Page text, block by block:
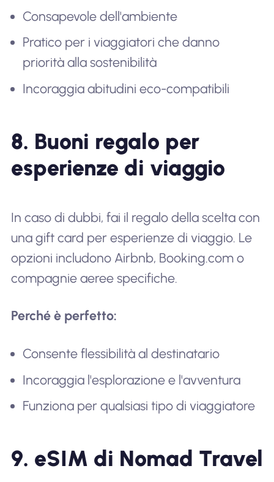
Consapevole dell'ambiente
Pratico per i viaggiatori che danno
priorità alla sostenibilità
Incoraggia abitudini eco-compatibili
8. Buoni regalo per
esperienze di viaggio
In caso di dubbi, fai il regalo della scelta con
una gift card per esperienze di viaggio. Le
opzioni includono Airbnb, Booking.com o
compagnie aeree specifiche.
Perché è perfetto:
Consente flessibilità al destinatario
Incoraggia l'esplorazione e l'avventura
Funziona per qualsiasi tipo di viaggiatore
9. eSIM di Nomad Travel